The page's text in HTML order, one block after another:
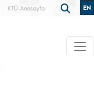
KTÜ Anasayfa EN